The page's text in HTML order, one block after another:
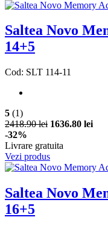
Saltea Novo
14+5
Cod: SLT 114-11
5 (1)
2418.90 lei 1636.80 lei
-32%
Livrare gratuita
Vezi produs
Saltea Novo
16+5